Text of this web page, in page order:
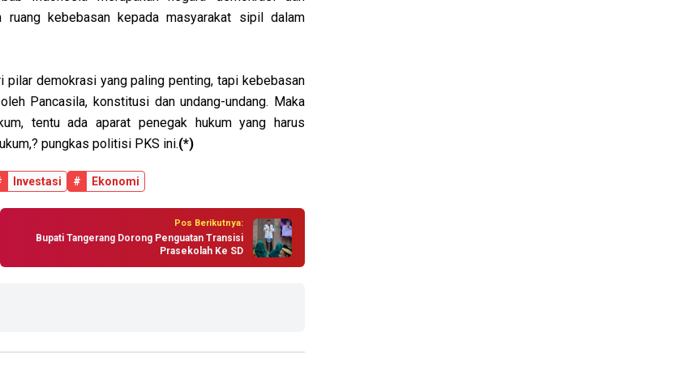
kebebasan kepada masyarakat sipil dalam
demokrasi yang paling penting, tapi kebebasan
Pancasila, konstitusi dan undang-undang. Maka
tentu ada aparat penegak hukum yang harus
pungkas politisi PKS ini.(*)
Investasi # Ekonomi
Pos Berikutnya:
Bupati Tangerang Dorong Penguatan Transisi
Prasekolah Ke SD